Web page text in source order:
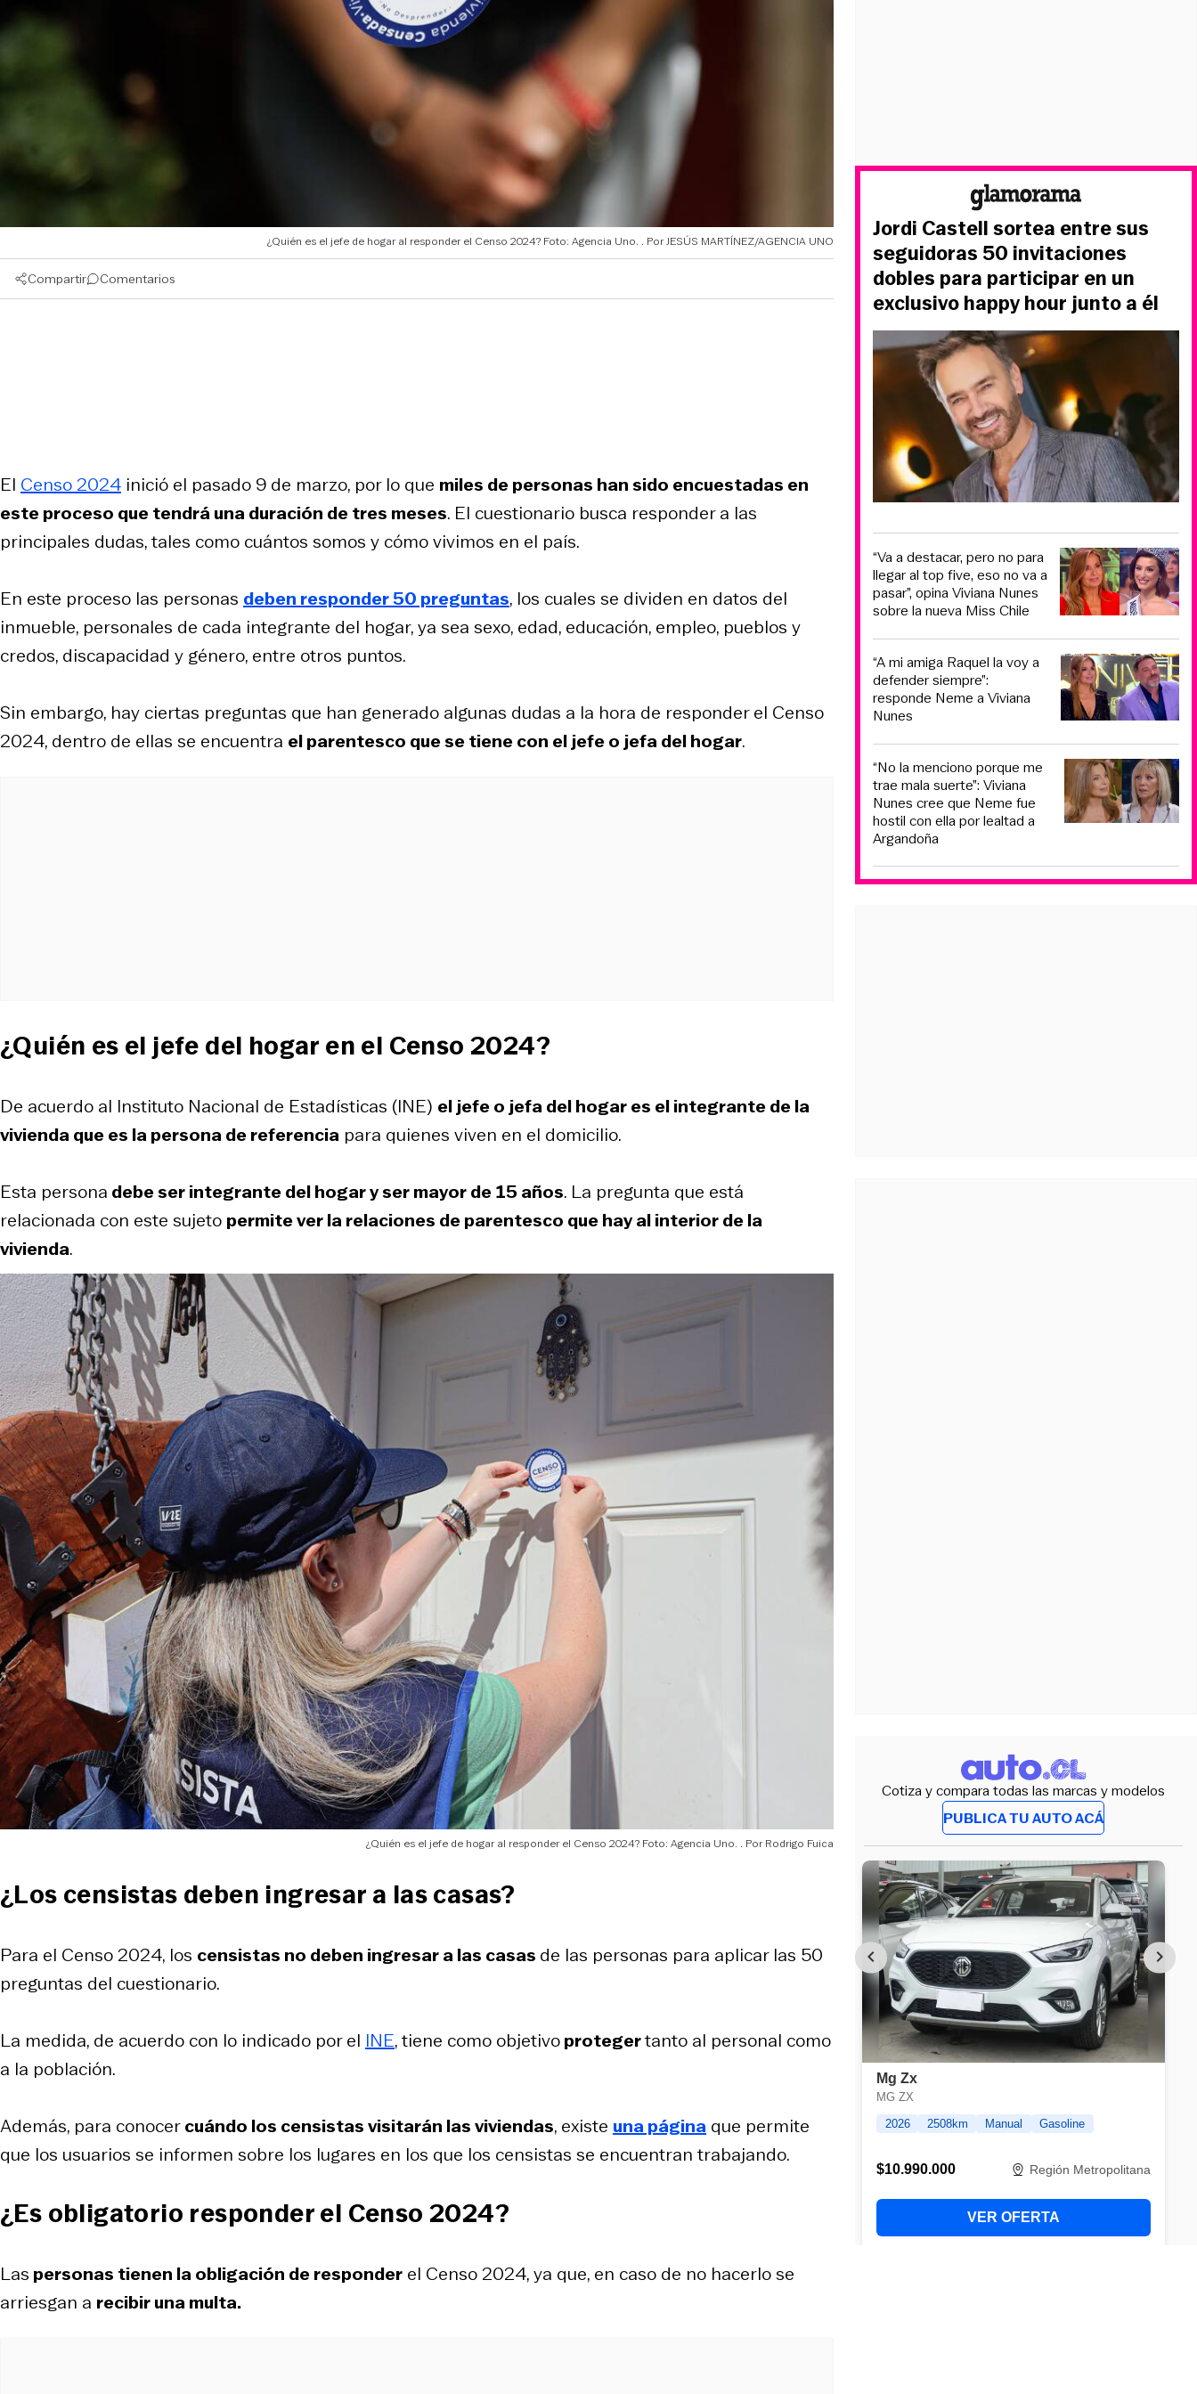
¿Quién es el jefe de hogar al responder el Censo 2024? Foto: Agencia Uno. JESÚS MARTÍNEZ/AGENCIA UNO
Compartir Comentarios
El Censo 2024 inició el pasado 9 de marzo, por lo que miles de personas han sido encuestadas en
este proceso que tendrá una duración de tres meses. El cuestionario busca responder a las
principales dudas, tales como cuántos somos y cómo vivimos en el país.
En este proceso las personas deben responder 50 preguntas, los cuales se dividen en datos del
inmueble, personales de cada integrante del hogar, ya sea sexo, edad, educación, empleo, pueblos y
credos, discapacidad y género, entre otros puntos.
Sin embargo, hay ciertas preguntas que han generado algunas dudas a la hora de responder el Censo
2024, dentro de ellas se encuentra el parentesco que se tiene con el jefe o jefa del hogar.
¿Quién es el jefe del hogar en el Censo 2024?
De acuerdo al Instituto Nacional de Estadísticas (INE) el jefe o jefa del hogar es el integrante de la
vivienda que es la persona de referencia para quienes viven en el domicilio.
Esta persona debe ser integrante del hogar y ser mayor de 15 años. La pregunta que está
relacionada con este sujeto permite ver la relaciones de parentesco que hay al interior de la
vivienda.
¿Quién es el jefe de hogar al responder el Censo 2024? Foto: Agencia Uno. Rodrigo Fuica
¿Los censistas deben ingresar a las casas?
Para el Censo 2024, los censistas no deben ingresar a las casas de las personas para aplicar las 50
preguntas del cuestionario.
La medida, de acuerdo con lo indicado por el INE, tiene como objetivoprotegertanto al personal como
a la población.
Además, para conocercuándo los censistas visitarán las viviendas, existe una página que permite
que los usuarios se informen sobre los lugares en los que los censistas se encuentran trabajando.
¿Es obligatorio responder el Censo 2024?
Las personas tienen la obligación de responder el Censo 2024, ya que, en caso de no hacerlo se
arriesgan a recibir una multa.
Jordi Castell sortea entre sus
seguidoras 50 invitaciones
dobles para participar en un
exclusivo happy hour junto a él
“Va a destacar, pero no para
llegar al top five, eso no va a
pasar”, opina Viviana Nunes
sobre la nueva Miss Chile
“A mi amiga Raquel la voy a
defender siempre”:
responde Neme a Viviana
Nunes
“No la menciono porque me
trae mala suerte”: Viviana
Nunes cree que Neme fue
hostil con ella por lealtad a
Argandoña
Cotiza y compara todas las marcas y modelos
PUBLICA TU AUTO ACÁ